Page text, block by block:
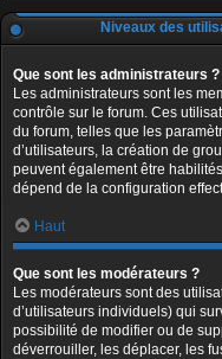
Niveaux des
Que sont les administrateurs ?
Les administrateurs sont les
contrôle sur le forum. Ces
du forum, telles que les
d’utilisateurs, la création de
peuvent également être
dépend de la configuration
Haut
Que sont les modérateurs ?
Les modérateurs sont des
d’utilisateurs individuels) qui
possibilité de modifier ou de
déverrouiller, les déplacer, les